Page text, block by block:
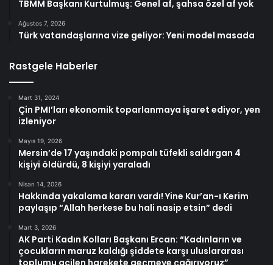
TBMM Başkanı Kurtulmuş: Genel af, şahsa özel af yok
Ağustos 7, 2026
Türk vatandaşlarına vize geliyor: Yeni model masada
Rastgele Haberler
Mart 31, 2024
Çin PMI’ları ekonomik toparlanmaya işaret ediyor, yen
izleniyor
Mayıs 19, 2026
Mersin’de 17 yaşındaki pompalı tüfekli saldırgan 4
kişiyi öldürdü, 8 kişiyi yaraladı
Nisan 14, 2026
Hakkında yakalama kararı vardı! Yine Kur’an-ı Kerim
paylaşıp “Allah herkese bu hali nasip etsin” dedi
Mart 3, 2026
AK Parti Kadın Kolları Başkanı Ercan: “Kadınların ve
çocukların maruz kaldığı şiddete karşı uluslararası